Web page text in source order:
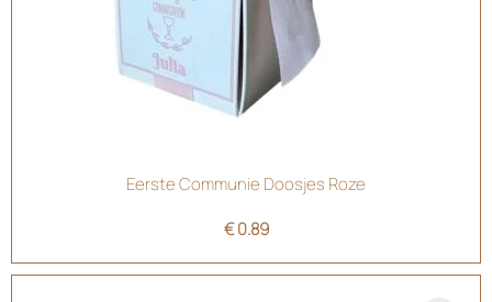
Eerste Communie Doosjes Roze
€0.89